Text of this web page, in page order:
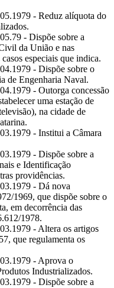
- Reduz alíquota do
- Dispõe sobre a
da União e nas
especiais que indica.
- Dispõe sobre o
de Engenharia Naval.
- Outorga concessão
uma estação de
na cidade de
- Institui a Câmara
- Dispõe sobre a
e Identificação
providências.
- Dá nova
1969, que dispõe sobre o
em decorrência das
1978.
- Altera os artigos
que regulamenta os
- Aprova o
Industrializados.
- Dispõe sobre a